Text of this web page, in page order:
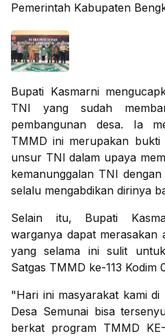
Pemerintah Kabupaten
Bupati Kasmarni
TNI yang sudah
pembangunan desa. Ia
TMMD ini merupakan bukti
unsur TNI dalam upaya
kemanunggalan TNI
selalu mengabdikan dirinya
Selain itu, Bupati
warganya dapat merasakan
yang selama ini sulit
Satgas TMMD ke-113 Kodim
"Hari ini masyarakat kami
Desa Semunai bisa
berkat program TMMD